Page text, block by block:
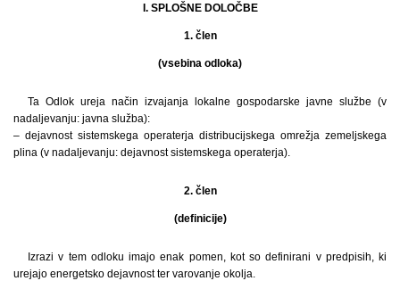
I. SPLOŠNE DOLOČBE
1. člen
(vsebina odloka)
Ta Odlok ureja način izvajanja lokalne gospodarske javne službe (v
nadaljevanju: javna služba):
– dejavnost sistemskega operaterja distribucijskega omrežja zemeljskega
plina (v nadaljevanju: dejavnost sistemskega operaterja).
2. člen
(definicije)
Izrazi v tem odloku imajo enak pomen, kot so definirani v predpisih, ki
urejajo energetsko dejavnost ter varovanje okolja.